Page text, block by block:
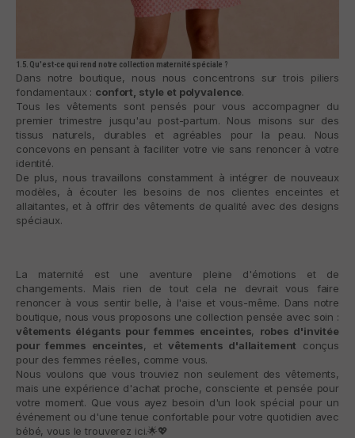
1.5. Qu'est-ce qui rend notre collection maternité spéciale ?
Dans notre boutique, nous nous concentrons sur trois piliers
fondamentaux : confort, style et polyvalence.
Tous les vêtements sont pensés pour vous accompagner du
premier trimestre jusqu'au post-partum. Nous misons sur des
tissus naturels, durables et agréables pour la peau. Nous
concevons en pensant à faciliter votre vie sans renoncer à votre
identité.
De plus, nous travaillons constamment à intégrer de nouveaux
modèles, à écouter les besoins de nos clientes enceintes et
allaitantes, et à offrir des vêtements de qualité avec des designs
spéciaux.
La maternité est une aventure pleine d'émotions et de
changements. Mais rien de tout cela ne devrait vous faire
renoncer à vous sentir belle, à l'aise et vous-même. Dans notre
boutique, nous vous proposons une collection pensée avec soin :
vêtements élégants pour femmes enceintes, robes d'invitée
pour femmes enceintes, et vêtements d'allaitement conçus
pour des femmes réelles, comme vous.
Nous voulons que vous trouviez non seulement des vêtements,
mais une expérience d'achat proche, consciente et pensée pour
votre moment. Que vous ayez besoin d'un look spécial pour un
événement ou d'une tenue confortable pour votre quotidien avec
bébé, vous le trouverez ici.🌟💖